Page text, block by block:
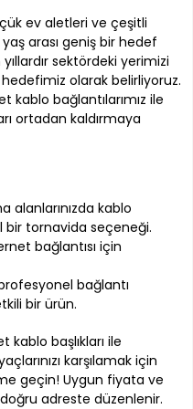
ev aletleri ve çeşitli
arası geniş bir hedef
sektördeki yerimizi
olarak belirliyoruz.
bağlantılarımız ile
ortadan kaldırmaya
alanlarınızda kablo
bir tornavida seçeneği.
bağlantısı için
bağlantı
bir ürün.
başlıkları ile
karşılamak için
geçin! Uygun fiyata ve
adreste düzenlenir.